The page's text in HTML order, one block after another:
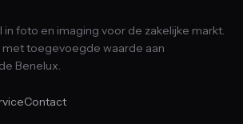
in foto en imaging voor de zakelijke markt.
met toegevoegde waarde aan
Benelux.
Contact